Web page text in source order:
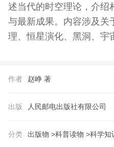
述当代的时空理论，介绍
与最新成果。内容涉及关
理、恒星演化、黑洞、宇
本书还将物理学的发展融
学与文明的依存关系和相
源自经久不衰的通识课“
赵峥积三十年心血而成； 将物理学发展的历程融人
作者 赵峥 著
出版 人民邮电出版社有限公司
分类 出版物 >科普读物 >科学知